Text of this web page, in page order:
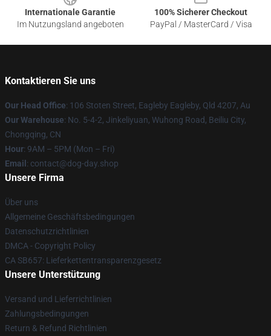
Internationale Garantie
Im Nutzungsland angeboten
100% Sicherer Checkout
PayPal / MasterCard / Visa
Kontaktieren Sie uns
Our Head Office: 106 Stoten Street, Eagleby Eagleby, Qld 4207, Au
Our Warehouse: No. 5-4-2, Jinkeliyuan, Wuhong Road, Beiliu City,
Chongqing, CN
Hour: 9AM – 5PM (Mon – Fri)
Email : contact@dog-day.shop
Unsere Firma
Über uns
Allgemeine Geschäftsbedingungen
Datenschutzrichtlinien
DMCA - Copyright Policy
CA SB657: Lieferkettentransparenzgesetz
Unsere Unterstützung
Versand und Lieferrichtlinien
Zahlungsbedingungen
Return & Refund Richtlinien